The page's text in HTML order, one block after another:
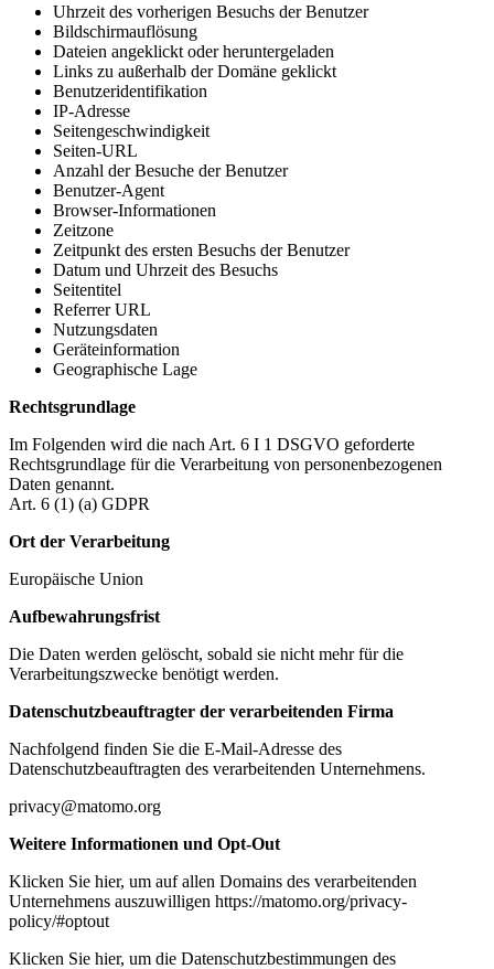
Uhrzeit des vorherigen Besuchs der Benutzer
Bildschirmauflösung
Dateien angeklickt oder heruntergeladen
Links zu außerhalb der Domäne geklickt
Benutzeridentifikation
IP-Adresse
Seitengeschwindigkeit
Seiten-URL
Anzahl der Besuche der Benutzer
Benutzer-Agent
Browser-Informationen
Zeitzone
Zeitpunkt des ersten Besuchs der Benutzer
Datum und Uhrzeit des Besuchs
Seitentitel
Referrer URL
Nutzungsdaten
Geräteinformation
Geographische Lage
Rechtsgrundlage
Im Folgenden wird die nach Art. 6 I 1 DSGVO geforderte
Rechtsgrundlage für die Verarbeitung von personenbezogenen
Daten genannt.
Art. 6 (1) (a) GDPR
Ort der Verarbeitung
Europäische Union
Aufbewahrungsfrist
Die Daten werden gelöscht, sobald sie nicht mehr für die
Verarbeitungszwecke benötigt werden.
Datenschutzbeauftragter der verarbeitenden Firma
Nachfolgend finden Sie die E-Mail-Adresse des
Datenschutzbeauftragten des verarbeitenden Unternehmens.
privacy@matomo.org
Weitere Informationen und Opt-Out
Klicken Sie hier, um auf allen Domains des verarbeitenden
Unternehmens auszuwilligen https://matomo.org/privacy-
policy/#optout
Klicken Sie hier, um die Datenschutzbestimmungen des